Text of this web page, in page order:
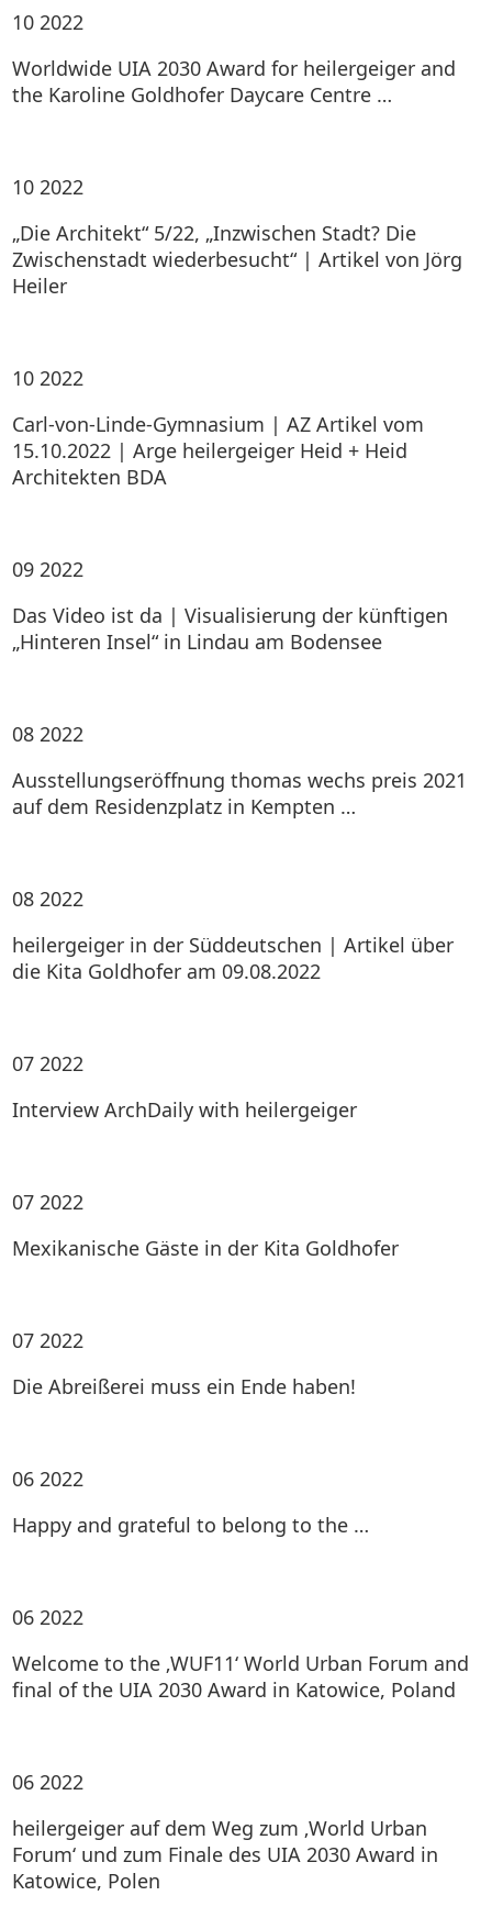
10 2022
Worldwide UIA 2030 Award for heilergeiger and
the Karoline Goldhofer Daycare Centre …
10 2022
„Die Architekt“ 5/22, „Inzwischen Stadt? Die
Zwischenstadt wiederbesucht“ | Artikel von Jörg
Heiler
10 2022
Carl-von-Linde-Gymnasium | AZ Artikel vom
15.10.2022 | Arge heilergeiger Heid + Heid
Architekten BDA
09 2022
Das Video ist da | Visualisierung der künftigen
„Hinteren Insel“ in Lindau am Bodensee
08 2022
Ausstellungseröffnung thomas wechs preis 2021
auf dem Residenzplatz in Kempten …
08 2022
heilergeiger in der Süddeutschen | Artikel über
die Kita Goldhofer am 09.08.2022
07 2022
Interview ArchDaily with heilergeiger
07 2022
Mexikanische Gäste in der Kita Goldhofer
07 2022
Die Abreißerei muss ein Ende haben!
06 2022
Happy and grateful to belong to the …
06 2022
Welcome to the ‚WUF11‘ World Urban Forum and
final of the UIA 2030 Award in Katowice, Poland
06 2022
heilergeiger auf dem Weg zum ‚World Urban
Forum‘ und zum Finale des UIA 2030 Award in
Katowice, Polen